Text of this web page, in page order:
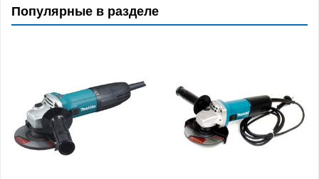
Популярные в разделе